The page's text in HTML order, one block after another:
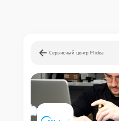
Сервисный центр Midea